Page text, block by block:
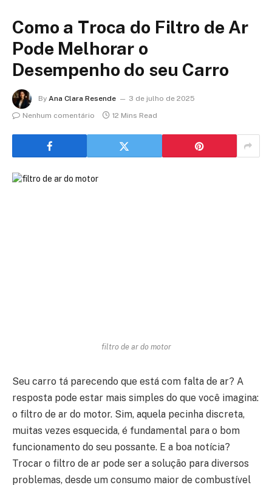
Como a Troca do Filtro de Ar
Pode Melhorar o
Desempenho do seu Carro
By Ana Clara Resende
3 de julho de 2025
Nenhum comentário
12 Mins Read
filtro de ar do motor
Seu carro tá parecendo que está com falta de ar? A
resposta pode estar mais simples do que você imagina:
o filtro de ar do motor. Sim, aquela pecinha discreta,
muitas vezes esquecida, é fundamental para o bom
funcionamento do seu possante. E a boa notícia?
Trocar o filtro de ar pode ser a solução para diversos
problemas, desde um consumo maior de combustível